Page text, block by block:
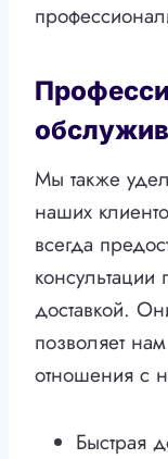
Мы также
наших
всегда
доставкой.
позволяет
отношения с
Быстрая